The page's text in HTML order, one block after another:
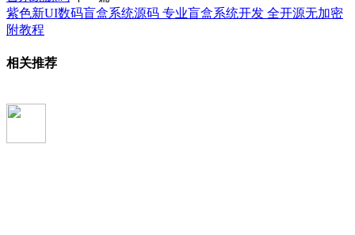
紫色新UI数码盲盒系统源码 专业盲盒系统开发 全开源无加密
附教程
相关推荐